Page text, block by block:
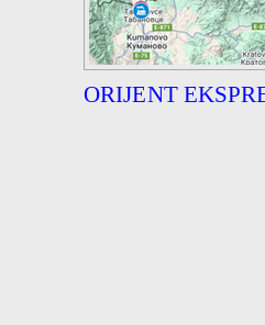
ORIJENT